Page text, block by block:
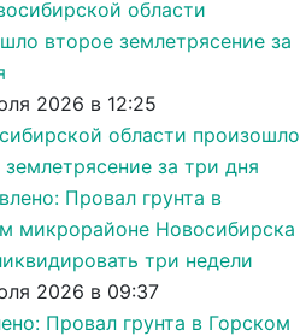
2026 в 12:25
области произошло
землетрясение за три дня
2026 в 09:37
Провал грунта в Горском